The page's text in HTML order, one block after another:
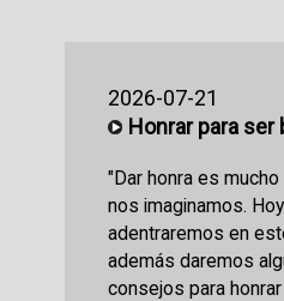
2026-07-21
Honrar para ser
"Dar honra es
nos imaginamos.
adentraremos en
además daremos
consejos para